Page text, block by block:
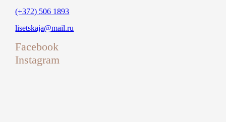
(+372) 506 1893
lisetskaja@mail.ru
Facebook
Instagram